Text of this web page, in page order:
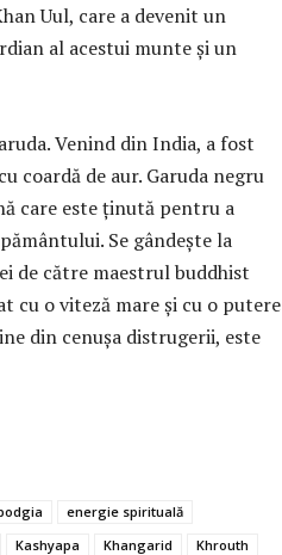
Uul, care a devenit un
al acestui munte și un
Venind din India, a fost
coardă de aur. Garuda negru
care este ținută pentru a
Se gândește la
de către maestrul buddhist
cu o viteză mare și cu o putere
din cenușa distrugerii, este
energie spirituală
Kashyapa Khangarid Khrouth